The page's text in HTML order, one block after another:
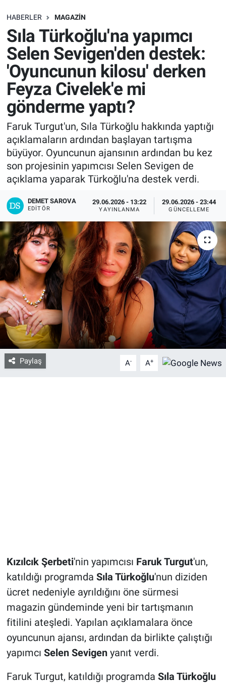
HABERLER MAGAZIN
Sıla Türkoğlu'na yapımcı
Selen Sevigen'den destek:
'Oyuncunun kilosu' derken
Feyza Civelek'e mi
gönderme yaptı?
Faruk Turgut'un, Sıla Türkoğlu hakkında yaptığı
açıklamaların ardından başlayan tartışma
büyüyor. Oyuncunun ajansının ardından bu kez
son projesinin yapımcısı Selen Sevigen de
açıklama yaparak Türkoğlu'na destek verdi.
DEMET SAROVA
EDITÖR
29.06.2026 - 13:22
YAYINLANMA
29.06.2026 - 23:44
GÜNCELLEME
Paylaş A- A+
Kızılcık Şerbeti'nin yapımcısı Faruk Turgut'un,
katıldığı programda Sıla Türkoğlu'nun diziden
ücret nedeniyle ayrıldığını öne sürmesi
magazin gündeminde yeni bir tartışmanın
fitilini ateşledi. Yapılan açıklamalara önce
oyuncunun ajansı, ardından da birlikte çalıştığı
yapımcı Selen Sevigenyanıt verdi.
Faruk Turgut, katıldığı programda Sıla Türkoğlu
SAĞLIK
EKONOMİ
EĞİTİM
ÖZEL HABER
Keşfet
ASTROLOJİ
MANŞET
RESMİ İLANLAR
İLAN
Bize ulaşın
İletişim/Künye
Yaşam
Gözden Kaçmasın
İletişim (Künye)